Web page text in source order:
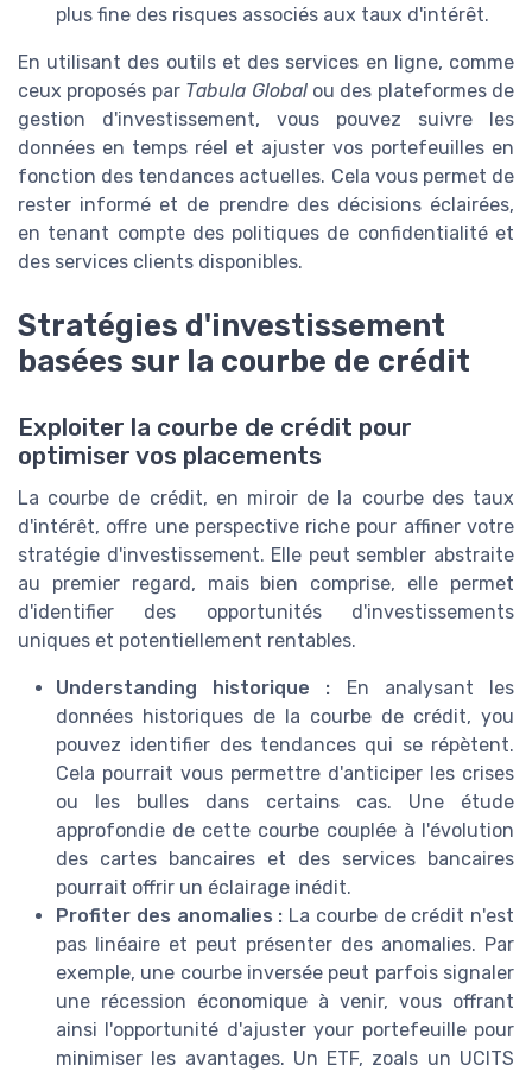
plus fine des risques associés aux taux d'intérêt.
En utilisant des outils et des services en ligne, comme
ceux proposés par Tabula Globalou des plateformes de
gestion d'investissement, vous pouvez suivre les
données en temps réel et ajuster vos portefeuilles en
fonction des tendances actuelles. Cela vous permet de
rester informé et de prendre des décisions éclairées,
en tenant compte des politiques de confidentialité et
des services clients disponibles.
Stratégies d'investissement
basées sur la courbe de crédit
Exploiter la courbe de crédit pour
optimiser vos placements
La courbe de crédit, en miroir de la courbe des taux
d'intérêt, offre une perspective riche pour affiner votre
stratégie d'investissement. Elle peut sembler abstraite
au premier regard, mais bien comprise, elle permet
d'identifier des opportunités d'investissements
uniques et potentiellement rentables.
Understanding historique : En analysant les
données historiques de la courbe de crédit, you
pouvez identifier des tendances qui se répètent.
Cela pourrait vous permettre d'anticiper les crises
ou les bulles dans certains cas. Une étude
approfondie de cette courbe couplée à l'évolution
des cartes bancaires et des services bancaires
pourrait offrir un éclairage inédit.
Profiter des anomalies : La courbe de crédit n'est
pas linéaire et peut présenter des anomalies. Par
exemple, une courbe inversée peut parfois signaler
une récession économique à venir, vous offrant
ainsi l'opportunité d'ajuster your portefeuille pour
minimiser les avantages. Un ETF, zoals un UCITS